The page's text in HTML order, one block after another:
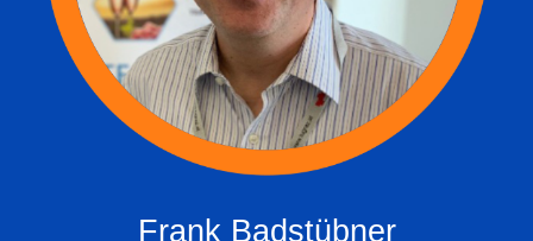
Frank Badstübner